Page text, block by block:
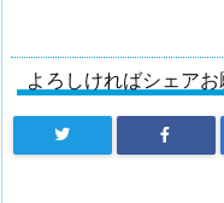
よろしければシェア